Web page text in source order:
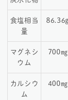
食塩相当
量
86.36g
マグネシ
ウム
700㎎
カルシウ
ム
400㎎